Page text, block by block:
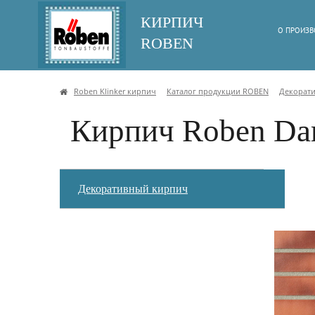
КИРПИЧ
ROBEN
О
Roben Klinker кирпич Каталог продукции ROBEN
Кирпич Roben
Декоративный кирпич